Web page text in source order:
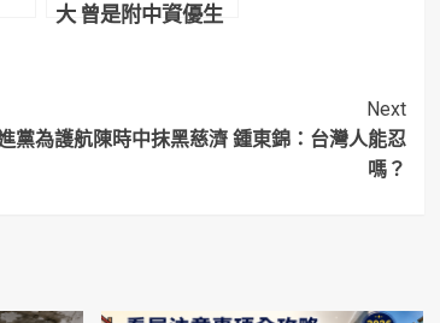
大 曾是附中資優生
Next
黨為護航陳時中抹黑慈濟 鍾東錦：台灣人能忍
嗎？